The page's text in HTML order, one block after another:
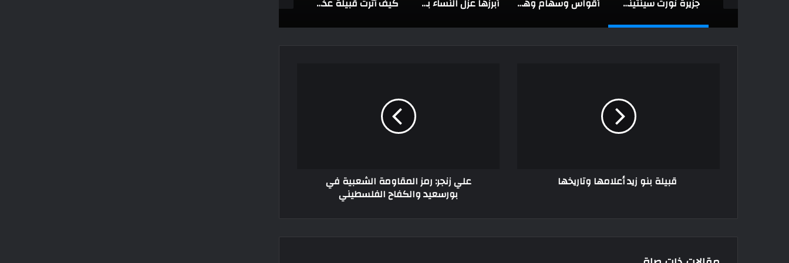
قبيلة بنو زيد أعلامها وتاريخها علي زنجر: رمز المقاومة الشعبية في
بورسعيد والكفاح الفلسطيني